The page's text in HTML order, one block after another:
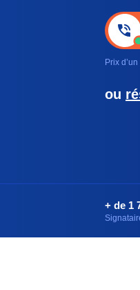
Prix
ou
+ de 1